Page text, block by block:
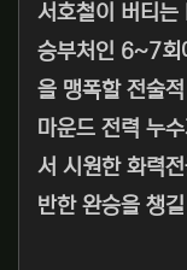
서호철이 버티
승부처인 6~7회
을 맹폭할 전술
마운드 전력 누
서 시원한 화력
반한 완승을 챙